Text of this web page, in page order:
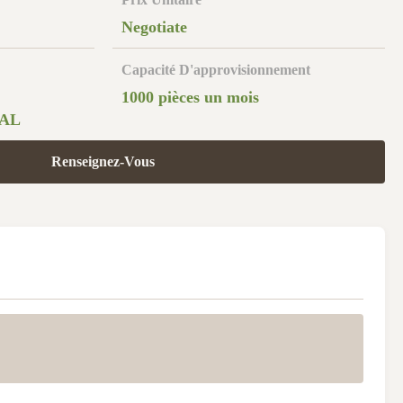
Negotiate
Capacité D'approvisionnement
1000 pièces un mois
Renseignez-Vous